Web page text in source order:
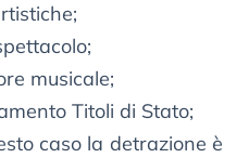
musicale;
Titoli di Stato;
caso la detrazione è